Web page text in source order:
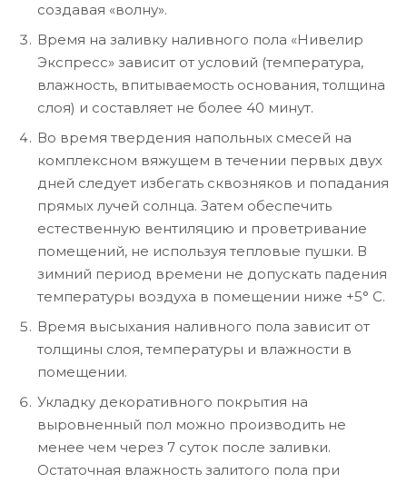
создавая «волну».
Время на заливку наливного пола «Нивелир
Экспресс» зависит от условий (температура,
влажность, впитываемость основания, толщина
слоя) и составляет не более 40 минут.
Во время твердения напольных смесей на
комплексном вяжущем в течении первых двух
дней следует избегать сквозняков и попадания
прямых лучей солнца. Затем обеспечить
естественную вентиляцию и проветривание
помещений, не используя тепловые пушки. В
зимний период времени не допускать падения
температуры воздуха в помещении ниже +5° С.
Время высыхания наливного пола зависит от
толщины слоя, температуры и влажности в
помещении.
Укладку декоративного покрытия на
выровненный пол можно производить не
менее чем через 7 суток после заливки.
Остаточная влажность залитого пола при